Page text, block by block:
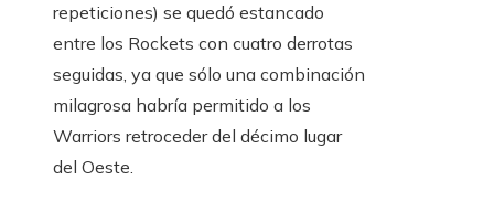
repeticiones) se quedó estancado
entre los Rockets con cuatro derrotas
seguidas, ya que sólo una combinación
milagrosa habría permitido a los
Warriors retroceder del décimo lugar
del Oeste.